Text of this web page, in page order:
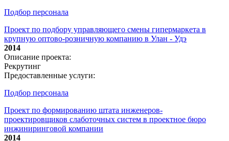
Подбор персонала
Проект по подбору управляющего смены гипермаркета в
крупную оптово-розничную компанию в Улан - Удэ
2014
Описание проекта:
Рекрутинг
Предоставленные услуги:
Подбор персонала
Проект по формированию штата инженеров-
проектировщиков слаботочных систем в проектное бюро
инжиниринговой компании
2014